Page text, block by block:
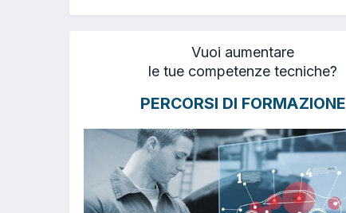
Vuoi aumentare
le tue competenze tecniche?
PERCORSI DI FORMAZIONE